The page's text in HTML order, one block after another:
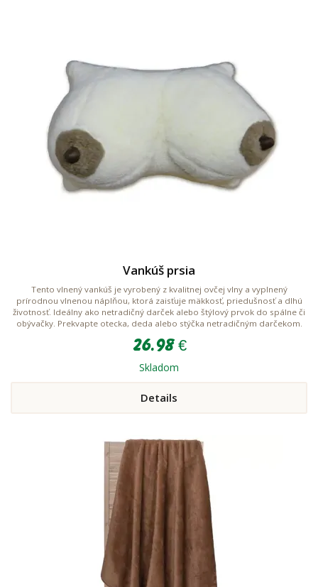
Vankúš prsia
Tento vlnený vankúš je vyrobený z kvalitnej ovčej vlny a vyplnený
prírodnou vlnenou náplňou, ktorá zaisťuje mäkkosť, priedušnosť a dlhú
životnosť. Ideálny ako netradičný darček alebo štýlový prvok do spálne či
obývačky. Prekvapte otecka, deda alebo stýčka netradičným darčekom.
26.98 €
Skladom
Details